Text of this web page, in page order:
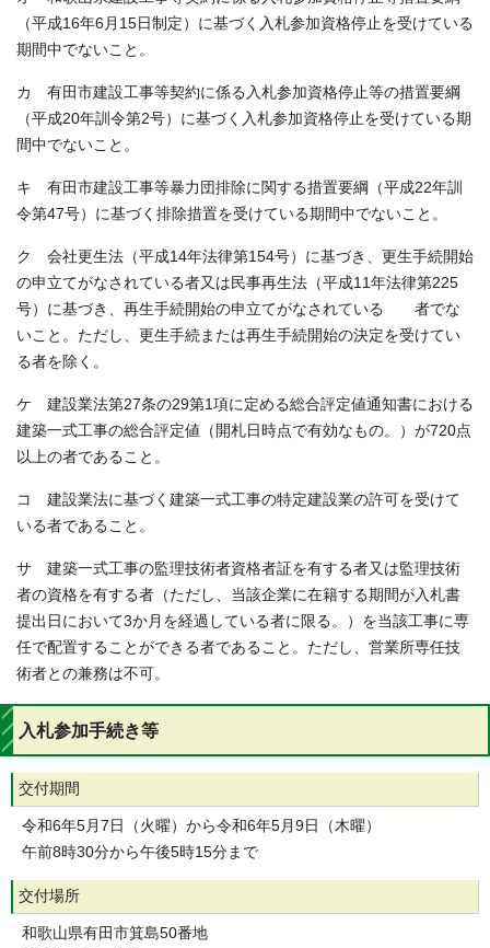
（平成16年6月15日制定）に基づく入札参加資格停止を受けている
期間中でないこと。
カ 有田市建設工事等契約に係る入札参加資格停止等の措置要綱
（平成20年訓令第2号）に基づく入札参加資格停止を受けている期
間中でないこと。
キ 有田市建設工事等暴力団排除に関する措置要綱（平成22年訓
令第47号）に基づく排除措置を受けている期間中でないこと。
ク 会社更生法（平成14年法律第154号）に基づき、更生手続開始
の申立てがなされている者又は民事再生法（平成11年法律第225
号）に基づき、再生手続開始の申立てがなされている 者でな
いこと。ただし、更生手続または再生手続開始の決定を受けてい
る者を除く。
ケ 建設業法第27条の29第1項に定める総合評定値通知書における
建築一式工事の総合評定値（開札日時点で有効なもの。）が720点
以上の者であること。
コ 建設業法に基づく建築一式工事の特定建設業の許可を受けて
いる者であること。
サ 建築一式工事の監理技術者資格者証を有する者又は監理技術
者の資格を有する者（ただし、当該企業に在籍する期間が入札書
提出日において3か月を経過している者に限る。）を当該工事に専
任で配置することができる者であること。ただし、営業所専任技
術者との兼務は不可。
入札参加手続き等
交付期間
令和6年5月7日（火曜）から令和6年5月9日（木曜）
午前8時30分から午後5時15分まで
交付場所
和歌山県有田市箕島50番地